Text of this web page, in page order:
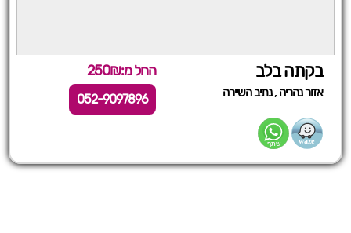
בקתה בלב החל מ:250₪
אזור נהריה ,נתיב השיירה 052-9097896